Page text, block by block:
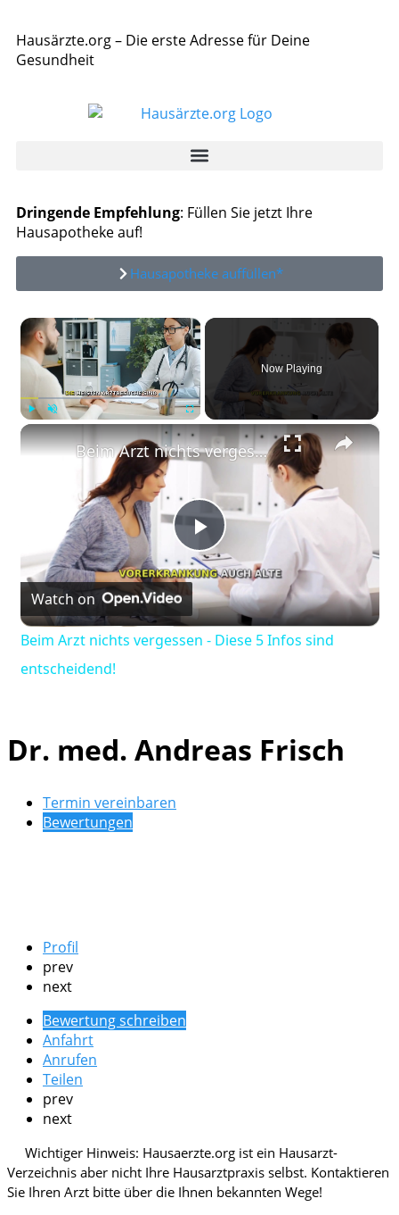
Hausärzte.org – Die erste Adresse für Deine
Gesundheit
Dringende Empfehlung: Füllen Sie jetzt Ihre
Hausapotheke auf!
Hausapotheke auffüllen*
×
Now Playing
×
Play
Video
Beim Arzt nichts vergessen - Diese 5 Infos sind entscheidend!
Watch on
Beim Arzt nichts vergessen - Diese 5 Infos sind
entscheidend!
Dr. med. Andreas Frisch
Termin vereinbaren
Bewertungen
Profil
prev
next
Bewertung schreiben
Anfahrt
Anrufen
Teilen
prev
next